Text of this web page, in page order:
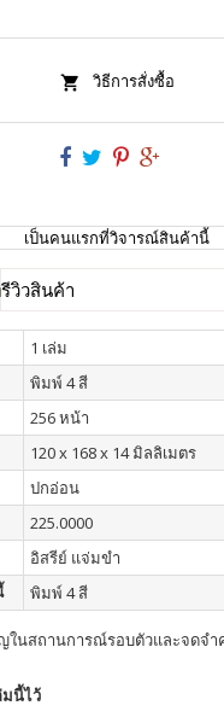
วิธีการสั่งซื้อ
เป็นคนแรกที่วิจารณ์สินค้านี้
รีวิวสินค้า
1 เล่ม
พิมพ์ 4 สี
256 หน้า
120 x 168 x 14 มิลลิเมตร
ปกอ่อน
225.0000
อิสรีย์ แจ่มขำ
พิมพ์ 4 สี
ในสถานการณ์รอบตัวและจดจำ
มนี้ไว้